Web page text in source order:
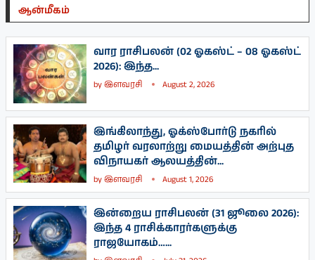
ஆன்மீகம்
வார ராசிபலன் (02 ஓகஸ்ட் – 08 ஓகஸ்ட்
2026): இந்த...
byஇளவரசி August 2, 2026
இங்கிலாந்து, ஓக்ஸ்போர்டு நகரில்
தமிழர் வரலாற்று மையத்தின் அற்புத
விநாயகர் ஆலயத்தின்...
byஇளவரசி August 1, 2026
இன்றைய ராசிபலன் (31 ஜூலை 2026):
இந்த 4 ராசிக்காரர்களுக்கு
ராஜயோகம்…...